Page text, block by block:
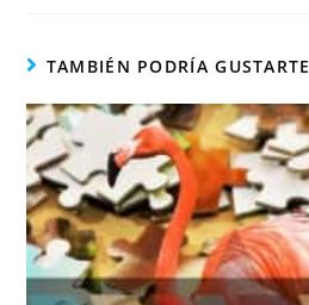
TAMBIÉN PODRÍA GUSTARTE